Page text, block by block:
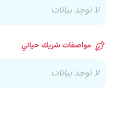
لا توجد بيانات
مواصفات شريك حياتي
لا توجد بيانات